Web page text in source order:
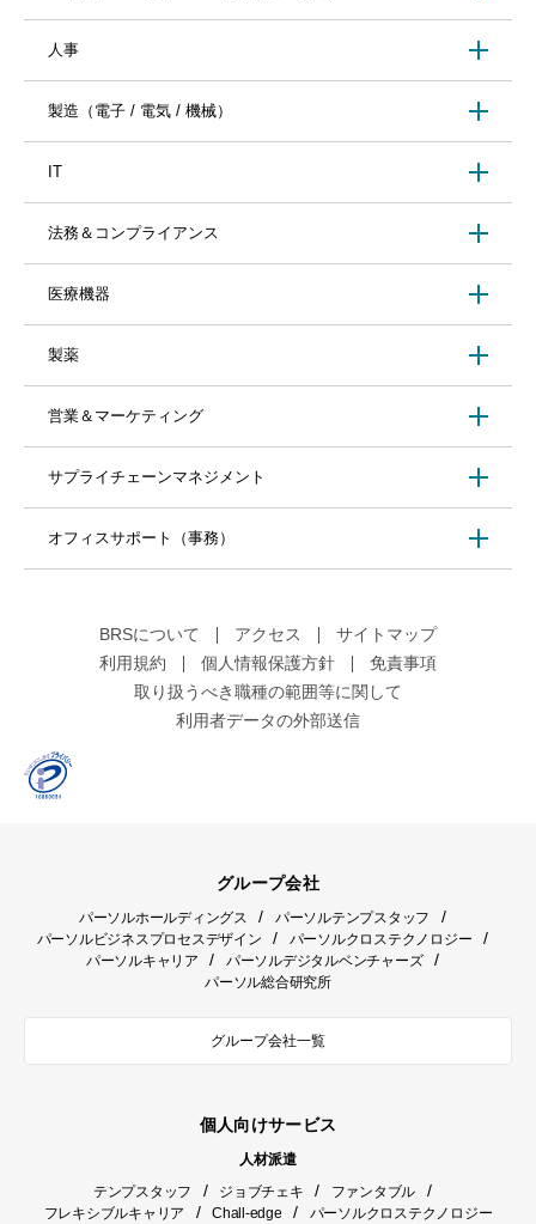
人事
製造（電子 / 電気 / 機械）
IT
法務＆コンプライアンス
医療機器
製薬
営業＆マーケティング
サプライチェーンマネジメント
オフィスサポート（事務）
BRSについて アクセス
サイトマップ
利用規約
個人情報保護方針
免責事項
取り扱うべき職種の範囲等に関して
利用者データの外部送信
グループ会社
パーソルホールディングス / パーソルテンプスタッフ /
パーソルビジネスプロセスデザイン / パーソルクロステクノロジー /
パーソルキャリア / パーソルデジタルベンチャーズ /
パーソル総合研究所
グループ会社一覧
個人向けサービス
人材派遣
テンプスタッフ
/ ジョブチェキ / ファンタブル /
フレキシブルキャリア / Chall-edge / パーソルクロステクノロジー